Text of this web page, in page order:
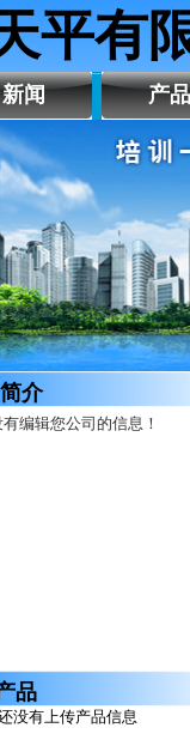
平有
新闻 产品
介
编辑您公司的信息！
品
没有上传产品信息